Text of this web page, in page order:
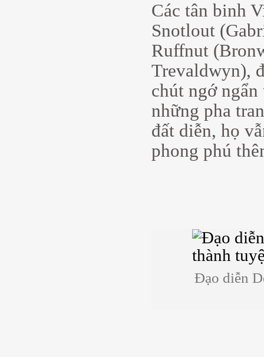
Các tân binh
Snotlout
Ruffnut
Trevaldwyn),
chút ngớ
những pha
đất diễn, họ
phong phú
Đạo diễn